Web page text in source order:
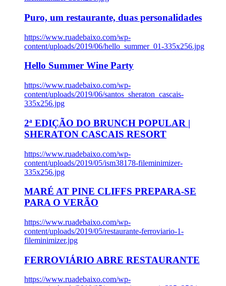
Puro, um restaurante, duas personalidades
https://www.ruadebaixo.com/wp-
content/uploads/2019/06/hello_summer_01-335x256.jpg
Hello Summer Wine Party
https://www.ruadebaixo.com/wp-
content/uploads/2019/06/santos_sheraton_cascais-
335x256.jpg
2ª EDIÇÃO DO BRUNCH POPULAR |
SHERATON CASCAIS RESORT
https://www.ruadebaixo.com/wp-
content/uploads/2019/05/ism38178-fileminimizer-
335x256.jpg
MARÉ AT PINE CLIFFS PREPARA-SE
PARA O VERÃO
https://www.ruadebaixo.com/wp-
content/uploads/2019/05/restaurante-ferroviario-1-
fileminimizer.jpg
FERROVIÁRIO ABRE RESTAURANTE
https://www.ruadebaixo.com/wp-